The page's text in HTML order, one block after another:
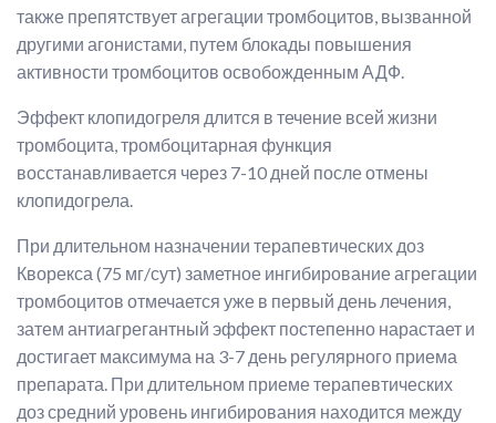
также препятствует агрегации тромбоцитов, вызванной
другими агонистами, путем блокады повышения
активности тромбоцитов освобожденным АДФ.
Эффект клопидогреля длится в течение всей жизни
тромбоцита, тромбоцитарная функция
восстанавливается через 7-10 дней после отмены
клопидогрела.
При длительном назначении терапевтических доз
Кворекса (75 мг/сут) заметное ингибирование агрегации
тромбоцитов отмечается уже в первый день лечения,
затем антиагрегантный эффект постепенно нарастает и
достигает максимума на 3-7 день регулярного приема
препарата. При длительном приеме терапевтических
доз средний уровень ингибирования находится между